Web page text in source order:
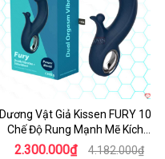
Dương Vật Giả Kissen FURY 10
Chế Độ Rung Mạnh Mẽ Kích
Thích
2.300.000₫ 4.182.000₫